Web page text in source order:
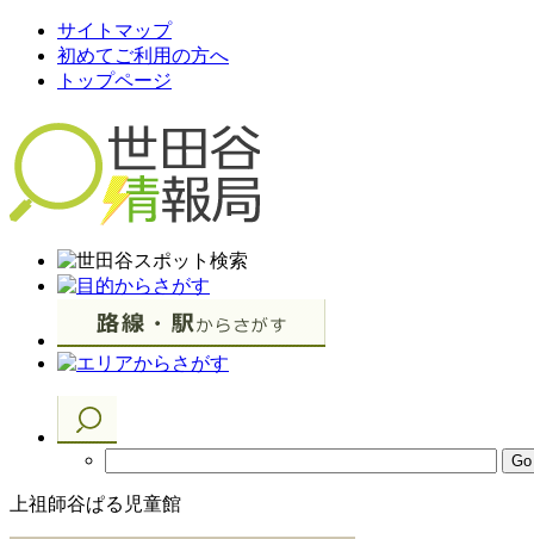
サイトマップ
初めてご利用の方へ
トップページ
上祖師谷ぱる児童館